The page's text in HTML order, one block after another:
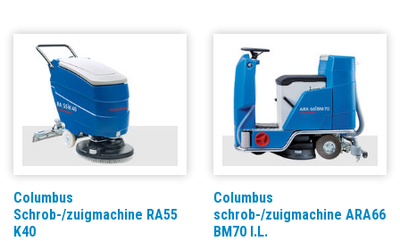
Columbus
Schrob-/zuigmachine RA55
K40
Columbus
schrob-/zuigmachine ARA66
BM70 I.L.